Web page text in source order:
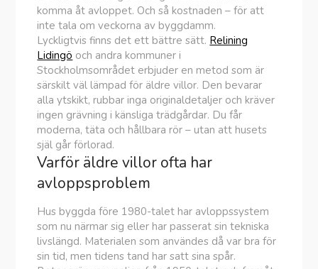
komma åt avloppet. Och så kostnaden – för att
inte tala om veckorna av byggdamm.
Lyckligtvis finns det ett bättre sätt. Relining
Lidingö och andra kommuner i
Stockholmsområdet erbjuder en metod som är
särskilt väl lämpad för äldre villor. Den bevarar
alla ytskikt, rubbar inga originaldetaljer och kräver
ingen grävning i känsliga trädgårdar. Du får
moderna, täta och hållbara rör – utan att husets
själ går förlorad.
Varför äldre villor ofta har
avloppsproblem
Hus byggda före 1980-talet har avloppssystem
som nu närmar sig eller har passerat sin tekniska
livslängd. Materialen som användes då var bra för
sin tid, men tidens tand har satt sina spår.